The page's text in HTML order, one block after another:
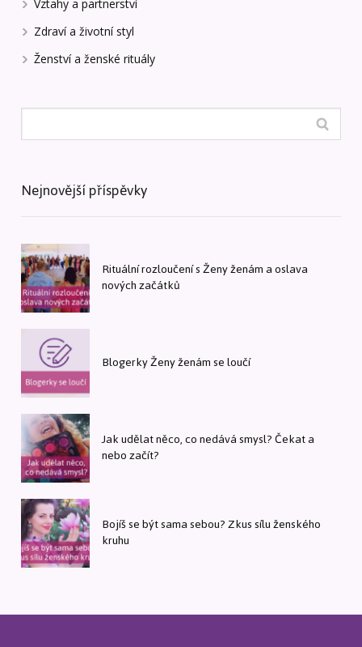
Vztahy a partnerství
Zdraví a životní styl
Ženství a ženské rituály
Nejnovější příspěvky
Rituální rozloučení s Ženy ženám a oslava
nových začátků
Blogerky Ženy ženám se loučí
Jak udělat něco, co nedává smysl? Čekat a
nebo začít?
Bojíš se být sama sebou? Zkus sílu ženského
kruhu